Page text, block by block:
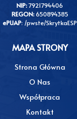
NIP:7921794406
REGON:650894385
ePUAP: /pwste/SkrytkaESP
MAPA STRONY
Strona Główna
O Nas
Współpraca
Kontakt